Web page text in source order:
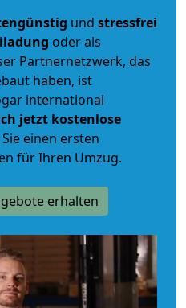
und stressfrei
oder als
Partnernetzwerk, das
haben, ist
international
jetzt kostenlose
einen ersten
für Ihren Umzug.
erhalten